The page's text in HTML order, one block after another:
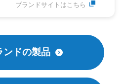
ブランドサイトはこちら
ンドの製品